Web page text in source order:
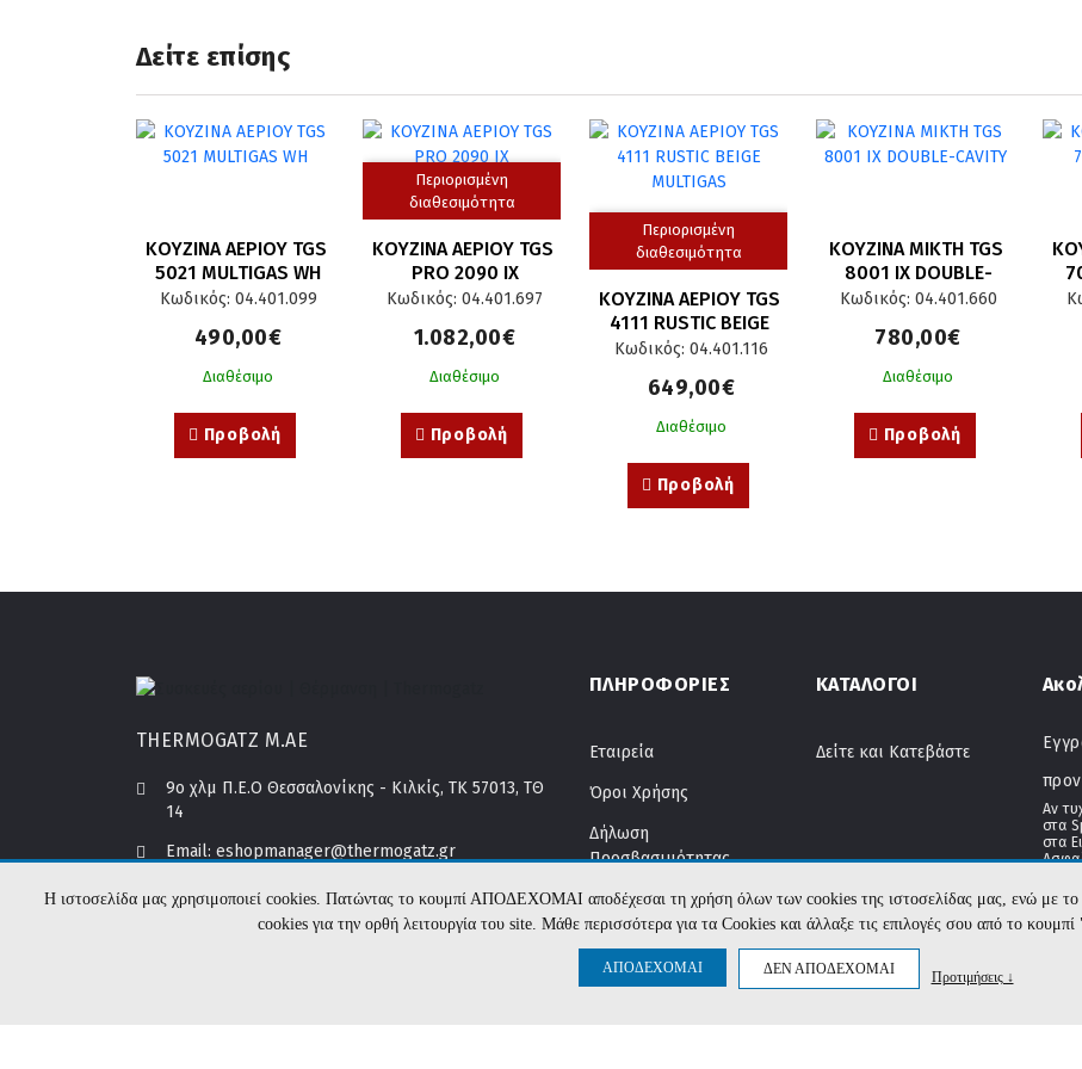
Δείτε επίσης
ΚΟΥΖΙΝΑ ΑΕΡΙΟΥ TGS
5021 MULTIGAS WH
Κωδικός: 04.401.099
490,00€
Διαθέσιμο
Προβολή
Περιορισμένη
διαθεσιμότητα
ΚΟΥΖΙΝΑ ΑΕΡΙΟΥ TGS
PRO 2090 IX
Κωδικός: 04.401.697
1.082,00€
Διαθέσιμο
Προβολή
Περιορισμένη
διαθεσιμότητα
ΚΟΥΖΙΝΑ ΑΕΡΙΟΥ TGS
4111 RUSTIC BEIGE
MULTIGAS
Κωδικός: 04.401.116
649,00€
Διαθέσιμο
Προβολή
ΚΟΥΖΙΝΑ ΜΙΚΤΗ TGS
8001 IX DOUBLE-
CAVITY
Κωδικός: 04.401.660
780,00€
Διαθέσιμο
Προβολή
THERMOGATZ Μ.ΑΕ
9o χλμ Π.Ε.Ο Θεσσαλονίκης - Κιλκίς, ΤΚ 57013, ΤΘ
14
Email: eshopmanager@thermogatz.gr
Λογιστήριο:account@thermogatz.gr
Τηλέφωνο Επικοινωνίας:
+30 2310698448
ΠΛΗΡΟΦΟΡΙΕΣ
Εταιρεία
Όροι Χρήσης
Δήλωση
Προσβασιμότητας
Αποστολές & Πληρωμές
Εγγυήσεις & Επιστροφές
ΚΑΤΑΛΟΓΟΙ
Δείτε και Κατεβάστε
Αν
στα
στα
Η ιστοσελίδα μας χρησιμοποιεί cookies. Πατώντας το κουμπί ΑΠΟΔΕΧΟΜΑΙ αποδέχεσαι τη χρήση όλων των cookies της ιστοσελίδας μας, ενώ
cookies για την ορθή λειτουργία του site. Μάθε περισσότερα για τα Cookies και άλλαξε τις επιλογές σου από το
ΑΠΟΔΕΧΟΜΑΙ ΔΕΝ ΑΠΟΔΕΧΟΜΑΙ Προτιμήσεις ↓